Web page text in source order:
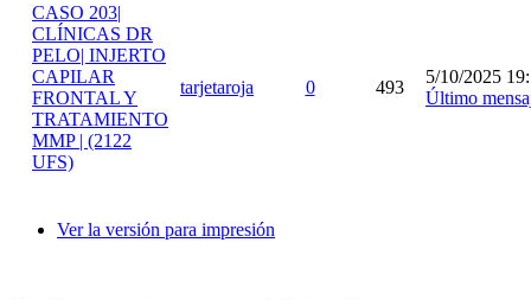
CASO 203|
CLÍNICAS DR
PELO| INJERTO
CAPILAR
FRONTAL Y
TRATAMIENTO
MMP | (2122
UFS)
tarjetaroja 0 493
5/10/2025
Último
Ver la versión para impresión